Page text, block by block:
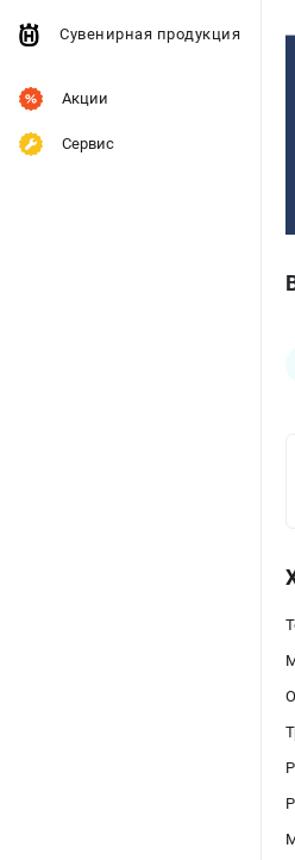
Сувенирная продукция
Акции
Сервис